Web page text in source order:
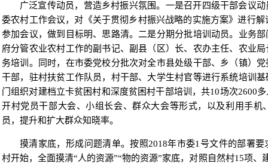
广泛宣传动员，营造乡村振兴氛围。一是召开四级干部会议
委农村工作会议，对《关于贯彻乡村振兴战略的实施方案》进行
参加会议，做到目标明、思路清。二是分期分批培训动员。业务
府分管农业农村工作的副书记、副县（区）长、农办主任、农业
务培训。同时，在市委党校分批次对全市县处级干部、乡（镇）
干部，驻村扶贫工作队员，村干部、大学生村官等进行系统培训
门组织对建档立卡贫困村和深度贫困村干部培训，共10场次2600
开村党员干部大会、小组长会、群众大会等形式，以及利用手机
员，提升和扩大群众知晓率。
摸清家底，形成问题清单。按照2018年市委1号文件的部署
村开始，全面摸清“人的资源”“物的资源”家底，对照自然村15项、